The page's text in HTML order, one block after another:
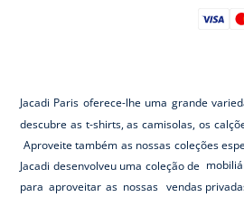
Jacadi Paris oferece-lhe uma grande
descubre as t-shirts, as camisolas, os
Aproveite também as nossas coleções
Jacadi desenvolveu uma coleção de
para aproveitar as nossas vendas